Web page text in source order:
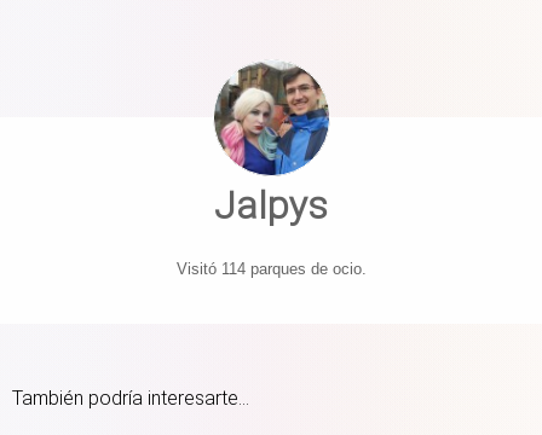
Jalpys
Visitó 114 parques de ocio.
También podría interesarte...